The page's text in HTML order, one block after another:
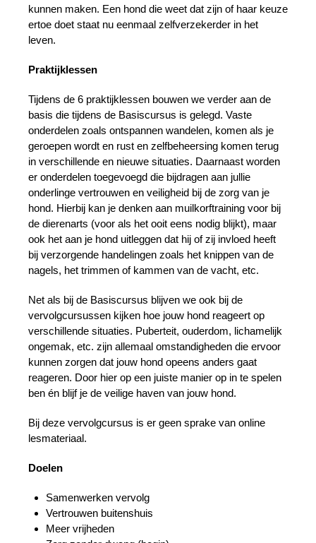
kunnen maken. Een hond die weet dat zijn of haar keuze
ertoe doet staat nu eenmaal zelfverzekerder in het
leven.
Praktijklessen
Tijdens de 6 praktijklessen bouwen we verder aan de
basis die tijdens de Basiscursus is gelegd. Vaste
onderdelen zoals ontspannen wandelen, komen als je
geroepen wordt en rust en zelfbeheersing komen terug
in verschillende en nieuwe situaties. Daarnaast worden
er onderdelen toegevoegd die bijdragen aan jullie
onderlinge vertrouwen en veiligheid bij de zorg van je
hond. Hierbij kan je denken aan muilkorftraining voor bij
de dierenarts (voor als het ooit eens nodig blijkt), maar
ook het aan je hond uitleggen dat hij of zij invloed heeft
bij verzorgende handelingen zoals het knippen van de
nagels, het trimmen of kammen van de vacht, etc.
Net als bij de Basiscursus blijven we ook bij de
vervolgcursussen kijken hoe jouw hond reageert op
verschillende situaties. Puberteit, ouderdom, lichamelijk
ongemak, etc. zijn allemaal omstandigheden die ervoor
kunnen zorgen dat jouw hond opeens anders gaat
reageren. Door hier op een juiste manier op in te spelen
ben én blijf je de veilige haven van jouw hond.
Bij deze vervolgcursus is er geen sprake van online
lesmateriaal.
Doelen
Samenwerken vervolg
Vertrouwen buitenshuis
Meer vrijheden